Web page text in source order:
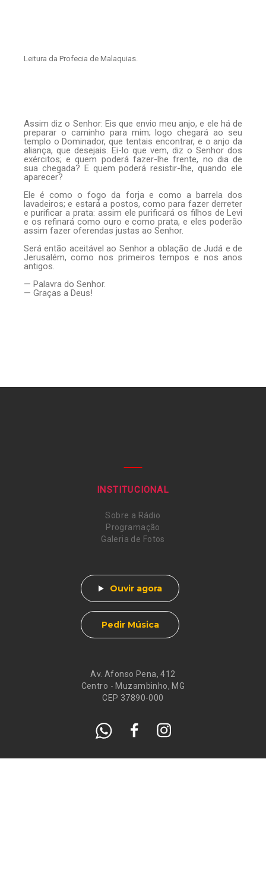
Leitura da Profecia de Malaquias.
Assim diz o Senhor: Eis que envio meu anjo, e ele há de
preparar o caminho para mim; logo chegará ao seu
templo o Dominador, que tentais encontrar, e o anjo da
aliança, que desejais. Ei-lo que vem, diz o Senhor dos
exércitos; e quem poderá fazer-lhe frente, no dia de
sua chegada? E quem poderá resistir-lhe, quando ele
aparecer?
Ele é como o fogo da forja e como a barrela dos
lavadeiros; e estará a postos, como para fazer derreter
e purificar a prata: assim ele purificará os filhos de Levi
e os refinará como ouro e como prata, e eles poderão
assim fazer oferendas justas ao Senhor.
Será então aceitável ao Senhor a oblação de Judá e de
Jerusalém, como nos primeiros tempos e nos anos
antigos.
— Palavra do Senhor.
— Graças a Deus!
Av. Afonso Pena, 412
Centro - Muzambinho, MG
CEP 37890-000
INSTITUCIONAL
Sobre a Rádio
Programação
Galeria de Fotos
Ouvir agora
Pedir Música